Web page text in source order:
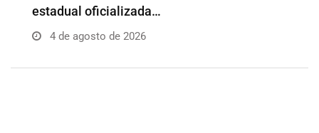
profissionais para…
4 de agosto de 2026